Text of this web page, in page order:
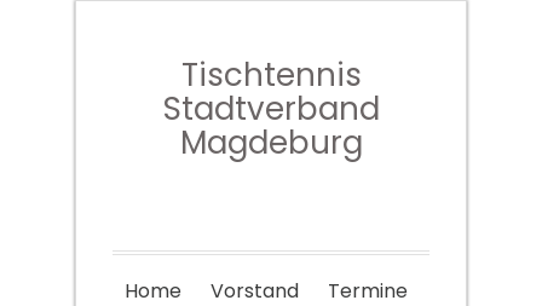
Tischtennis
Stadtverband
Magdeburg
Home Vorstand
Termine